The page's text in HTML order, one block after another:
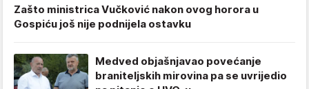
Zašto ministrica Vučković nakon ovog horora u
Gospiću još nije podnijela ostavku
Medved objašnjavao povećanje
braniteljskih mirovina pa se uvrijedio